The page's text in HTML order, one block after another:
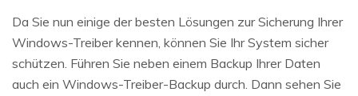
Da Sie nun einige der besten Lösungen zur Sicherung Ihrer
Windows-Treiber kennen, können Sie Ihr System sicher
schützen. Führen Sie neben einem Backup Ihrer Daten
auch ein Windows-Treiber-Backup durch. Dann sehen Sie